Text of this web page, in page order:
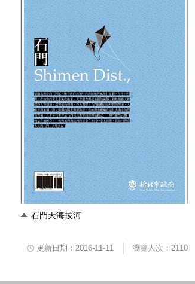
石門天海拔河
更新日期：2016-11-11 瀏覽人次：2110